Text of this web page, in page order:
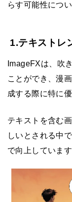
らす可能性につ
1.テキストレ
ImageFXは、吹
ことができ、漫
成する際に特に
テキストを含む
しいとされる中
で向上しています